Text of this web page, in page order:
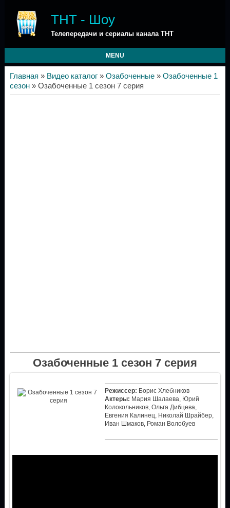
ТНТ - Шоу
Телепередачи и сериалы канала ТНТ
MENU
Главная » Видео каталог» Озабоченные» Озабоченные 1
сезон» Озабоченные 1 сезон 7 серия
Озабоченные 1 сезон 7 серия
Режиссер: Борис Хлебников
Актеры: Мария Шалаева, Юрий
Колокольников, Ольга Дибцева,
Евгения Калинец, Николай Шрайбер,
Иван Шмаков, Роман Волобуев